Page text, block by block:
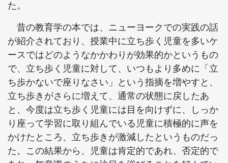
た。
昔の教育学の本では、ニューヨークでの実践の話
が紹介されており、授業中に立ち歩く児童を多いケ
ースではどのようなかかわりが効果的かというもの
で、立ち歩く児童に対して、いつもより多めに「立
ち歩かないで座りなさい」という指摘を増やすと、
立ち歩きがさらに増えて、通常の状態に戻したあ
と、今度は立ち歩く児童には目を向けずに、しっか
り座って学習に取り組んでいる児童に積極的に声を
かけたところ、立ち歩きが激減したというものだっ
た。この結果から、児童は肯定的であれ、否定的で